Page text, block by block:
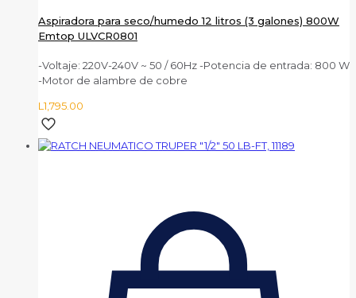
Aspiradora para seco/humedo 12 litros (3 galones) 800W
Emtop ULVCR0801
-Voltaje: 220V-240V ~ 50 / 60Hz -Potencia de entrada: 800 W
-Motor de alambre de cobre
L1,795.00